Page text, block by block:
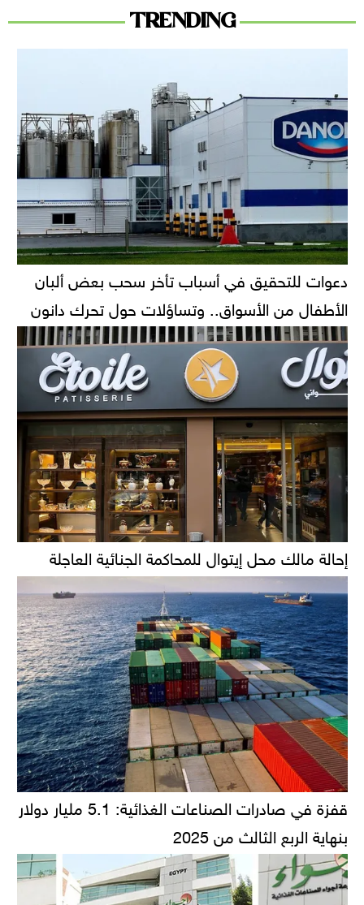
TRENDING
دعوات للتحقيق في أسباب تأخر سحب بعض ألبان
الأطفال من الأسواق.. وتساؤلات حول تحرك دانون
إحالة مالك محل إيتوال للمحاكمة الجنائية العاجلة
قفزة في صادرات الصناعات الغذائية: 5.1 مليار دولار
بنهاية الربع الثالث من 2025